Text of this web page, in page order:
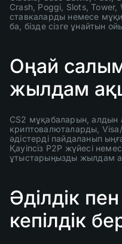
Crash, Poggi, Slots,
ставкаларды немесе
ба, бізде сізге ұнайтын
Оңай
жылдам
CS2 мұқабаларын, алдын
криптовалюталарды,
әдістерді пайдаланып
Қауіпсіз P2P жүйесі
ұтыстарыңызды жылдам
Әділдік пен
кепілдік